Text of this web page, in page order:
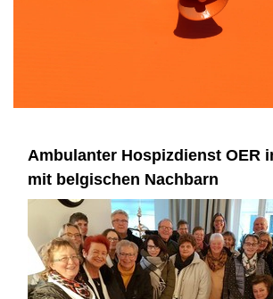
Ambulanter Hospizdienst OER
mit belgischen Nachbarn